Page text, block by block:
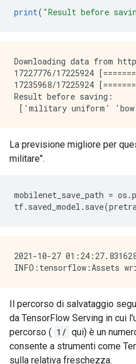
print( "Result before
Downloading data from
17227776/17225924
17235968/17225924
Result before saving:
La previsione migliore per
militare".
mobilenet_save_path = os .
tf. saved_model . save(
2021-10-27
Il percorso di salvataggio
da TensorFlow Serving in cui
percorso ( 1/ qui) è un
consente a strumenti come
sulla relativa freschezza.